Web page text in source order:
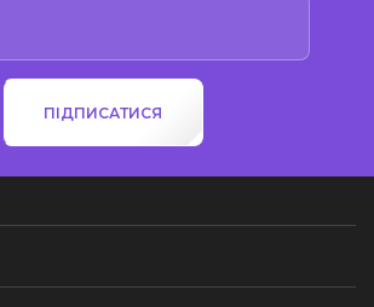
ПІДПИСАТИСЯ